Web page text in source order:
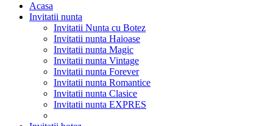
Acasa
Invitatii nunta
Invitatii Nunta cu Botez
Invitatii nunta Haioase
Invitatii nunta Magic
Invitatii nunta Vintage
Invitatii nunta Forever
Invitatii nunta Romantice
Invitatii nunta Clasice
Invitatii nunta EXPRES